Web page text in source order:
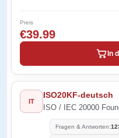
Preis
€39.99
In
IT
ISO20KF-deutsch
ISO / IEC 20000
Fragen & Antworten: